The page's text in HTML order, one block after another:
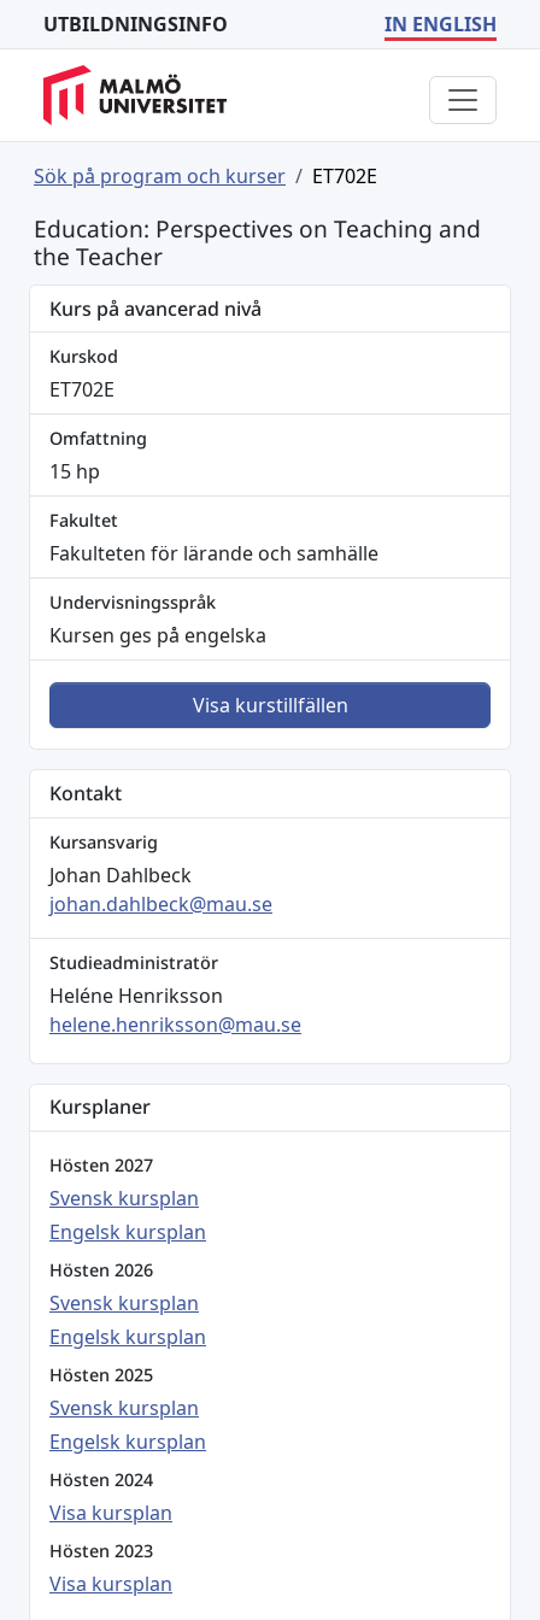
UTBILDNINGSINFO IN ENGLISH
Sök på program och kurser ET702E
Education: Perspectives on Teaching and
the Teacher
Kursplaner
Hösten 2027
Svensk kursplan
Engelsk kursplan
Hösten 2026
Svensk kursplan
Engelsk kursplan
Hösten 2025
Svensk kursplan
Engelsk kursplan
Hösten 2024
Visa kursplan
Hösten 2023
Visa kursplan
Kurs på avancerad nivå
Kurskod
ET702E
Omfattning
15 hp
Fakultet
Fakulteten för lärande och samhälle
Undervisningsspråk
Kursen ges på engelska
Visa kurstillfällen
Kontakt
Kursansvarig
Johan Dahlbeck
johan.dahlbeck@mau.se
Studieadministratör
Heléne Henriksson
helene.henriksson@mau.se